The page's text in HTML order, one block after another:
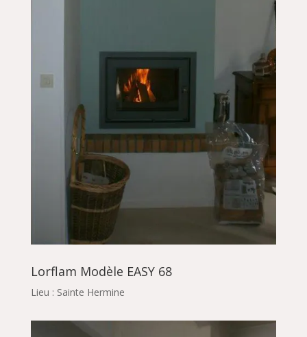
Lorflam Modèle EASY 68
Lieu : Sainte Hermine